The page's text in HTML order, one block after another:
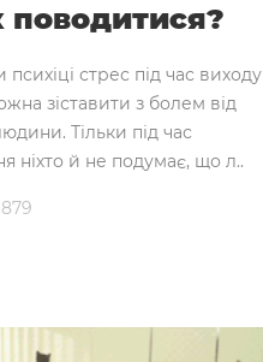
поводитися?
стрес під час виходу
зіставити з болем від
Тільки під час
ніхто й не подумає, що л..